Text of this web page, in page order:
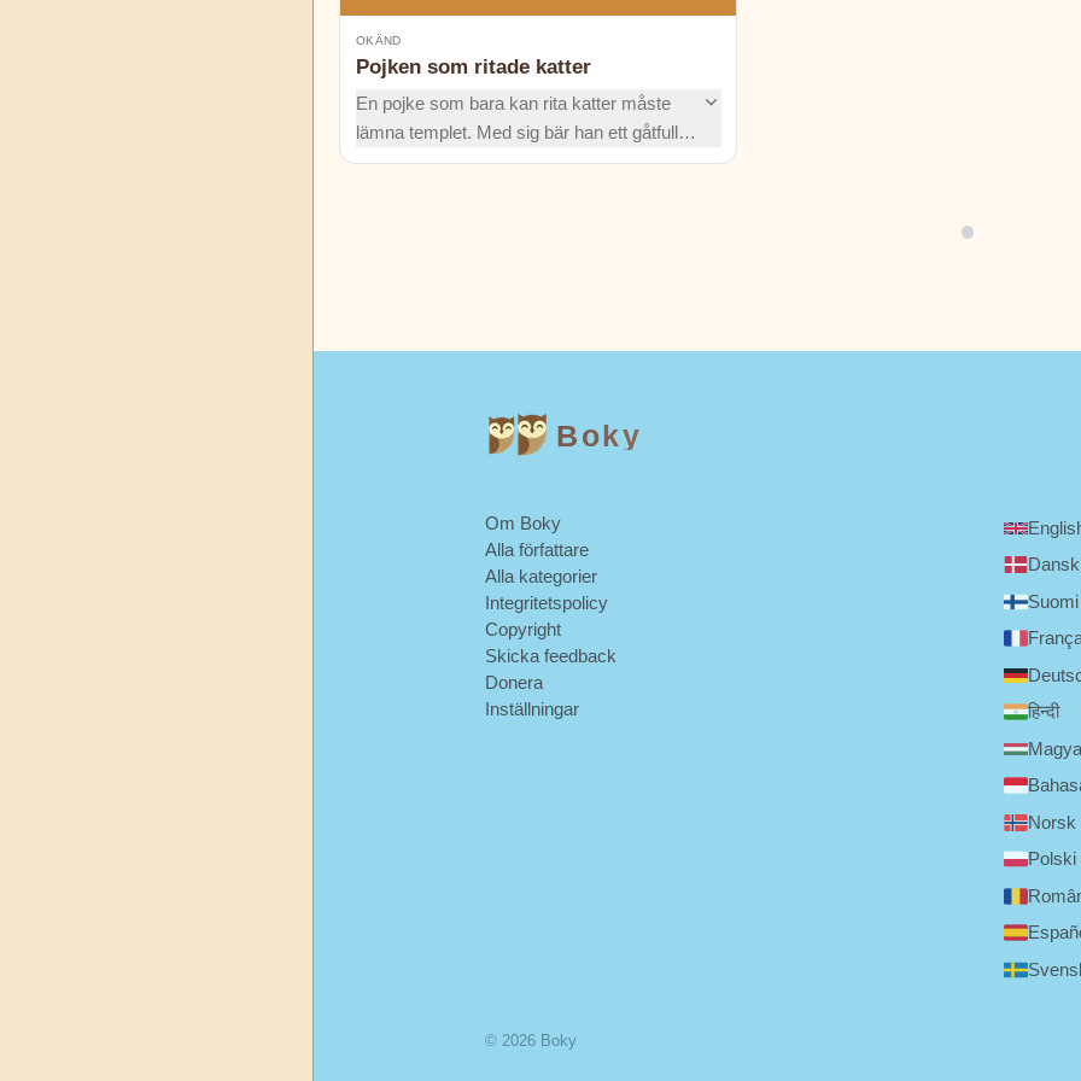
OKÄND
Pojken som ritade katter
En pojke som bara kan rita katter måste
lämna templet. Med sig bär han ett gåtfullt
råd: "Undvik stora platser om natten. Håll
Boky
Om Boky
Alla författare
Alla kategorier
Integritetspolicy
Copyright
Skicka feedback
Donera
Inställningar
Dansk
Suomi
हिन्दी
Norsk
Polski
© 2026 Boky